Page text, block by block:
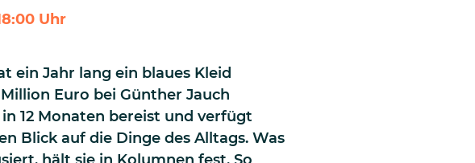
Uhr
ein Jahr lang ein blaues Kleid
Euro bei Günther Jauch
12 Monaten bereist und verfügt
Blick auf die Dinge des Alltags. Was
hält sie in Kolumnen fest. So